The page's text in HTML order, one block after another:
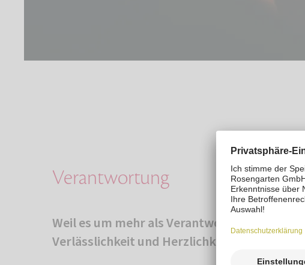
Verantwortung
Weil es um mehr als Verantwortung geht,
Verlässlichkeit und Herzlichkeit in Einklang.